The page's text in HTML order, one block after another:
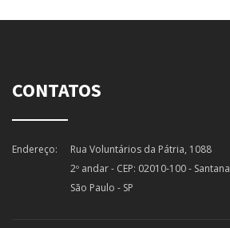
CONTATOS
Endereço:
Rua Voluntários da Pátria, 1088
2º andar - CEP: 02010-100 - Santana
São Paulo - SP